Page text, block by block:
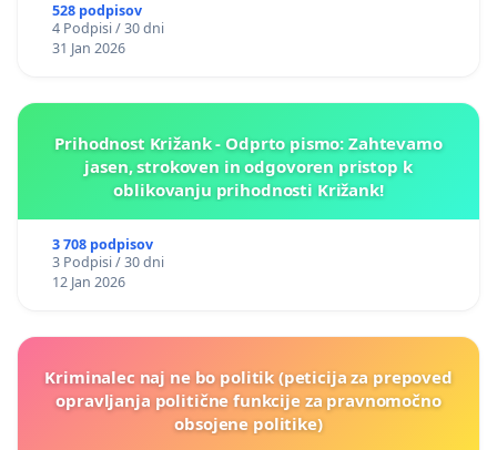
528 podpisov
4 Podpisi / 30 dni
31 Jan 2026
Prihodnost Križank - Odprto pismo: Zahtevamo
jasen, strokoven in odgovoren pristop k
oblikovanju prihodnosti Križank!
3 708 podpisov
3 Podpisi / 30 dni
12 Jan 2026
Kriminalec naj ne bo politik (peticija za prepoved
opravljanja politične funkcije za pravnomočno
obsojene politike)